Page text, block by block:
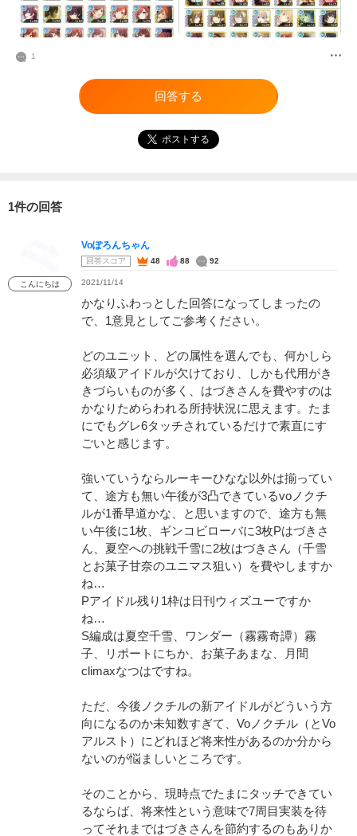
1
回答する
ポストする
1件の回答
こんにちは
Voぽろんちゃん
回答スコア 48 88 92
2021/11/14
かなりふわっとした回答になってしまったの
で、1意見としてご参考ください。
どのユニット、どの属性を選んでも、何かしら
必須級アイドルが欠けており、しかも代用がき
きづらいものが多く、はづきさんを費やすのは
かなりためらわれる所持状況に思えます。たま
にでもグレ6タッチされているだけで素直にす
ごいと感じます。
強いていうならルーキーひなな以外は揃ってい
て、途方も無い午後が3凸できているvoノクチ
ルが1番早道かな、と思いますので、途方も無
い午後に1枚、ギンコビローバに3枚Pはづきさ
ん、夏空への挑戦千雪に2枚はづきさん（千雪
とお菓子甘奈のユニマス狙い）を費やしますか
ね…
Pアイドル残り1枠は日刊ウィズユーですか
ね…
S編成は夏空千雪、ワンダー（霧霧奇譚）霧
子、リポートにちか、お菓子あまな、月間
climaxなつはですね。
ただ、今後ノクチルの新アイドルがどういう方
向になるのか未知数すぎて、Voノクチル（とVo
アルスト）にどれほど将来性があるのか分から
ないのが悩ましいところです。
そのことから、現時点でたまにタッチできてい
るならば、将来性という意味で7周目実装を待
ってそれまではづきさんを節約するのもありか